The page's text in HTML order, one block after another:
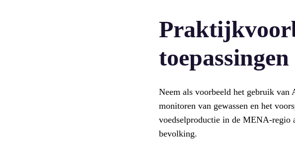
toepassingen
Neem als voorbeeld het gebruik
monitoren van gewassen en het
voedselproductie in de MENA-regio
bevolking.